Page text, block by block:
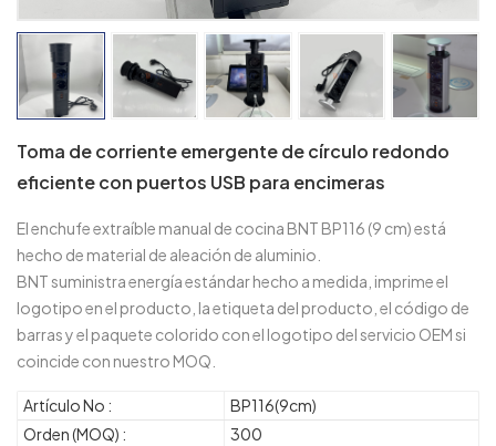
Toma de corriente emergente de círculo redondo
eficiente con puertos USB para encimeras
El enchufe extraíble manual de cocina BNT BP116 (9 cm) está
hecho de material de aleación de aluminio.
BNT suministra energía estándar hecho a medida, imprime el
logotipo en el producto, la etiqueta del producto, el código de
barras y el paquete colorido con el logotipo del servicio OEM si
coincide con nuestro MOQ.
Artículo No :
BP116(9cm)
Orden (MOQ) :
300